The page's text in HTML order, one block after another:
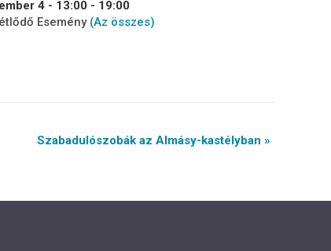
4 - 13:00 - 19:00
Esemény (Az összes)
Szabadulószobák az Almásy-kastélyban »